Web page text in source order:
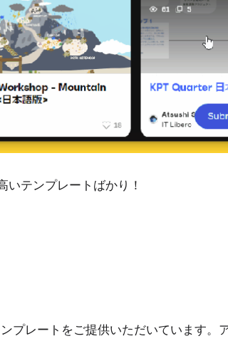
いテンプレートばかり！
レートをご提供いただいています。